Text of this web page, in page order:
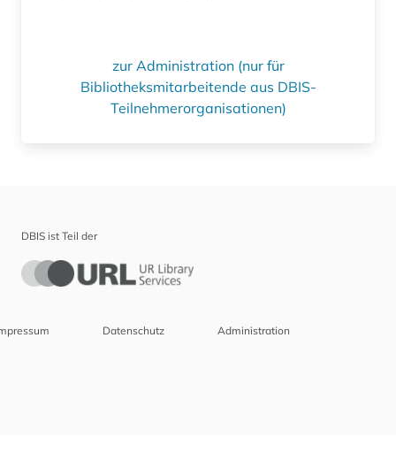
zur Administration (nur für
Bibliotheksmitarbeitende aus DBIS-
Teilnehmerorganisationen)
DBIS ist Teil der
Datenschutz Administration